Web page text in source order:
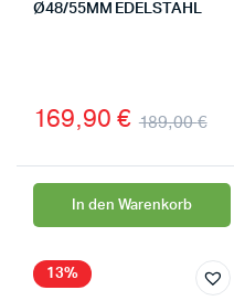
Ø48/55MM EDELSTAHL
189,00€
169,90 €
In den Warenkorb
13%